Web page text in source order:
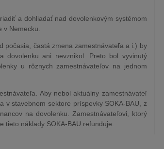
a dohliadať nad dovolenkovým systémom
Nemecku.
počasia, častá zmena zamestnávateľa a i.) by
dovolenku ani nevznikol. Preto bol vyvinutý
u rôznych zamestnávateľov na jednom
Aby nebol aktuálny zamestnávateľ
v stavebnom sektore príspevky SOKA-BAU, z
na dovolenku. Zamestnávateľovi, ktorý
tieto náklady SOKA-BAU refunduje.